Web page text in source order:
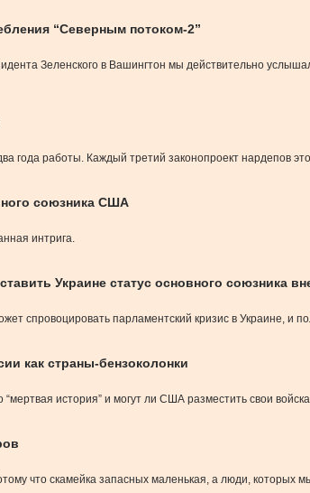
“Северным потоком-2”
Зеленского в Вашингтон мы действительно
года работы. Каждый третий законопроект нардепов
союзника США
интрига.
Украине статус основного союзника
спровоцировать парламентский кризис в Украине, и
как страны-бензоколонки
история” и могут ли США разместить свои
что скамейка запасных маленькая, а люди, которых